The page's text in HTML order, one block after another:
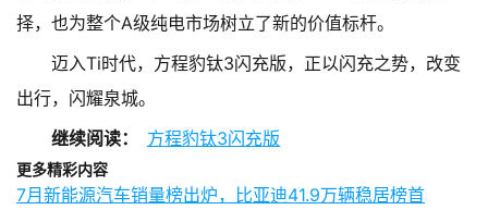
择，也为整个A级纯电市场树立了新的价值标杆。
迈入Ti时代，方程豹钛3闪充版，正以闪充之势，改变
出行，闪耀泉城。
继续阅读：
方程豹钛3闪充版
更多精彩内容
7月新能源汽车销量榜出炉，比亚迪41.9万辆稳居榜首